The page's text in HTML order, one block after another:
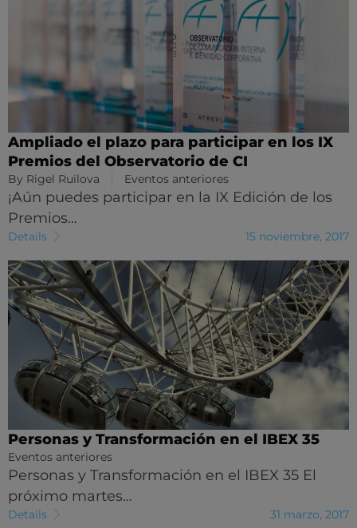
Ampliado el plazo para participar en los IX
Premios del Observatorio de CI
By Rigel Ruilova Eventos anteriores
¡Aún puedes participar en la IX Edición de los
Premios…
Details 15 noviembre, 2017
Personas y Transformación en el IBEX 35
Eventos anteriores
Personas y Transformación en el IBEX 35 El
próximo martes…
Details 31 marzo, 2017